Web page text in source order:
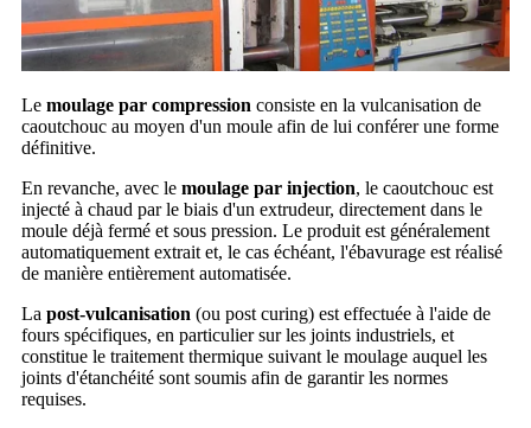
Le moulage par compression consiste en la vulcanisation de
caoutchouc au moyen d'un moule afin de lui conférer une forme
définitive.
En revanche, avec le moulage par injection, le caoutchouc est
injecté à chaud par le biais d'un extrudeur, directement dans le
moule déjà fermé et sous pression. Le produit est généralement
automatiquement extrait et, le cas échéant, l'ébavurage est réalisé
de manière entièrement automatisée.
La post-vulcanisation (ou post curing) est effectuée à l'aide de
fours spécifiques, en particulier sur les joints industriels, et
constitue le traitement thermique suivant le moulage auquel les
joints d'étanchéité sont soumis afin de garantir les normes
requises.